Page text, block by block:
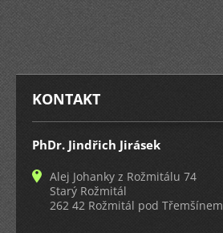
KONTAKT
PhDr. Jindřich Jirásek
Alej Johanky z Rožmitálu 74
Starý Rožmitál
262 42 Rožmitál pod Třemšínem